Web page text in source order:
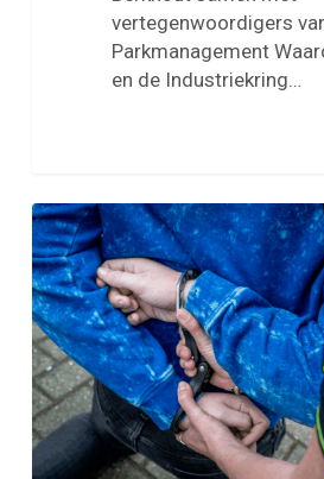
vertegenwoordigers
Parkmanagement
en de Industriekring…
Heterdaadaanhouding
door
alerte
surveillant